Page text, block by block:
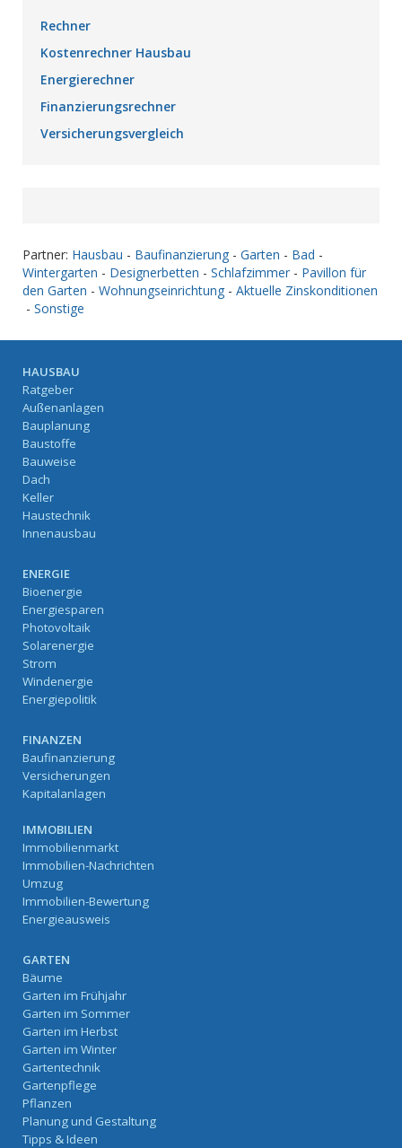
Rechner
Kostenrechner Hausbau
Energierechner
Finanzierungsrechner
Versicherungsvergleich
Partner: Hausbau - Baufinanzierung - Garten - Bad -
Wintergarten - Designerbetten - Schlafzimmer - Pavillon für
den Garten - Wohnungseinrichtung - Aktuelle Zinskonditionen
- Sonstige
HAUSBAU
Ratgeber
Außenanlagen
Bauplanung
Baustoffe
Bauweise
Dach
Keller
Haustechnik
Innenausbau
ENERGIE
Bioenergie
Energiesparen
Photovoltaik
Solarenergie
Strom
Windenergie
Energiepolitik
FINANZEN
Baufinanzierung
Versicherungen
Kapitalanlagen
IMMOBILIEN
Immobilienmarkt
Immobilien-Nachrichten
Umzug
Immobilien-Bewertung
Energieausweis
GARTEN
Bäume
Garten im Frühjahr
Garten im Sommer
Garten im Herbst
Garten im Winter
Gartentechnik
Gartenpflege
Pflanzen
Planung und Gestaltung
Tipps & Ideen